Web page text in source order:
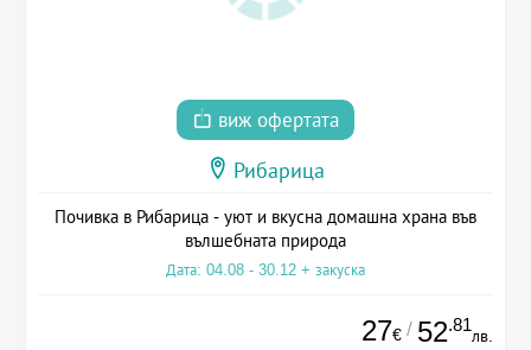
виж офертата
Рибарица
Почивка в Рибарица - уют и вкусна домашна храна във
вълшебната природа
Дата: 04.08 - 30.12 + закуска
27€ / 52.81
лв.